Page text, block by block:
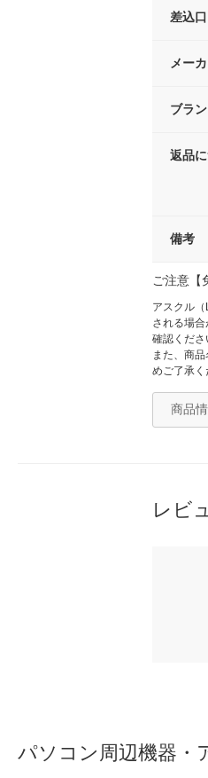
差込口
メー
ブラ
返品
備考
ご注意【
アスクル
される場
確認くださ
また、商
めご了承く
商品
レビ
パソコン周辺機器・